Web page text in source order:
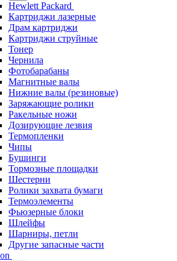
Hewlett Packard
Картриджи лазерные
Драм картриджи
Картриджи струйные
Тонер
Чернила
Фотобарабаны
Магнитные валы
Нижние валы (резиновые)
Заряжающие ролики
Ракельные ножи
Дозирующие лезвия
Термопленки
Чипы
Бушинги
Тормозные площадки
Шестерни
Ролики захвата бумаги
Термоэлементы
Фьюзерные блоки
Шлейфы
Шарниры, петли
Другие запасные части